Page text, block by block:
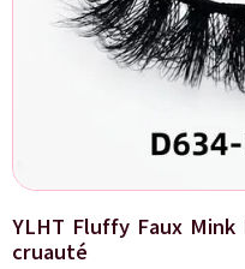
YLHT Fluffy Faux
cruauté